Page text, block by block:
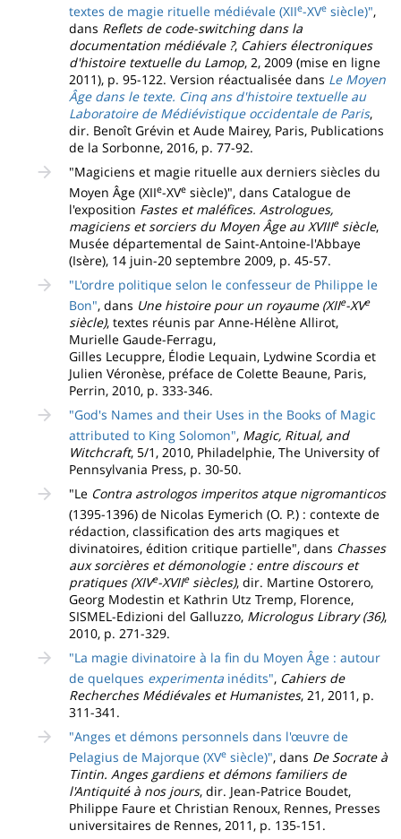
textes de magie rituelle médiévale (XIIe-XVe siècle)",
dans Reflets de code-switching dans la
documentation médiévale ?, Cahiers électroniques
d'histoire textuelle du Lamop, 2, 2009 (mise en ligne
2011), p. 95-122. Version réactualisée dans Le Moyen
Âge dans le texte. Cinq ans d'histoire textuelle au
Laboratoire de Médiévistique occidentale de Paris,
dir. Benoît Grévin et Aude Mairey, Paris, Publications
de la Sorbonne, 2016, p. 77-92.
"Magiciens et magie rituelle aux derniers siècles du
Moyen Âge (XIIe-XVe siècle)", dans Catalogue de
l'exposition Fastes et maléfices. Astrologues,
magiciens et sorciers du Moyen Âge au XVIIIesiècle,
Musée départemental de Saint-Antoine-l'Abbaye
(Isère), 14 juin-20 septembre 2009, p. 45-57.
"L'ordre politique selon le confesseur de Philippe le
Bon", dans Une histoire pour un royaume (XIIe-XVe
siècle), textes réunis par Anne-Hélène Allirot,
Murielle Gaude-Ferragu,
Gilles Lecuppre, Élodie Lequain, Lydwine Scordia et
Julien Véronèse, préface de Colette Beaune, Paris,
Perrin, 2010, p. 333-346.
"God's Names and their Uses in the Books of Magic
attributed to King Solomon", Magic, Ritual, and
Witchcraft, 5/1, 2010, Philadelphie, The University of
Pennsylvania Press, p. 30-50.
"Le Contra astrologos imperitos atque nigromanticos
(1395-1396) de Nicolas Eymerich (O. P.) : contexte de
rédaction, classification des arts magiques et
divinatoires, édition critique partielle", dans Chasses
aux sorcières et démonologie : entre discours et
pratiques (XIVe-XVIIesiècles), dir. Martine Ostorero,
Georg Modestin et Kathrin Utz Tremp, Florence,
SISMEL-Edizioni del Galluzzo, Micrologus Library (36),
2010, p. 271-329.
"La magie divinatoire à la fin du Moyen Âge : autour
de quelques experimenta inédits", Cahiers de
Recherches Médiévales et Humanistes, 21, 2011, p.
311-341.
"Anges et démons personnels dans l'œuvre de
Pelagius de Majorque (XVe siècle)", dans De Socrate à
Tintin. Anges gardiens et démons familiers de
l'Antiquité à nos jours, dir. Jean-Patrice Boudet,
Philippe Faure et Christian Renoux, Rennes, Presses
universitaires de Rennes, 2011, p. 135-151.